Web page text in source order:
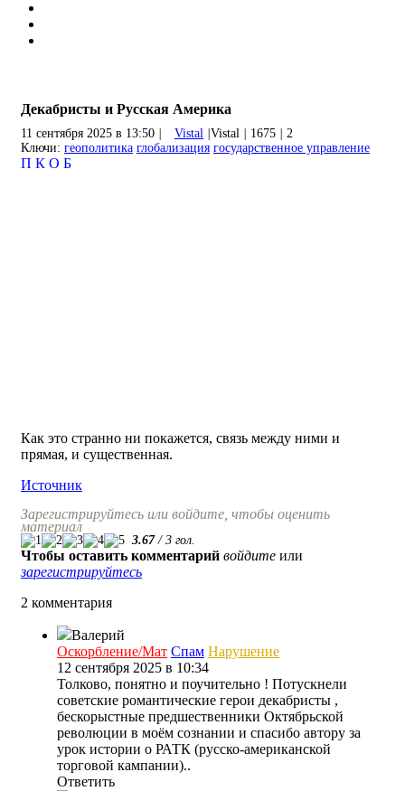
Декабристы и Русская Америка
11 сентября 2025 в 13:50 Vistal Vistal 1675
2
Ключи: геополитика глобализация государственное управление
П К О Б
Как это странно ни покажется, связь между ними и
прямая, и существенная.
Источник
Зарегистрируйтесь или войдите, чтобы оценить
материал
3.67/ 3 гол.
Чтобы оставить комментарий войдите или
зарегистрируйтесь
2 комментария
Валерий
Оскорбление/Мат Спам Нарушение
12 сентября 2025 в 10:34
Толково, понятно и поучительно ! Потускнели
советские романтические герои декабристы ,
бескорыстные предшественники Октябрьской
революции в моём сознании и спасибо автору за
урок истории о РАТК (русско-американской
торговой кампании)..
Ответить